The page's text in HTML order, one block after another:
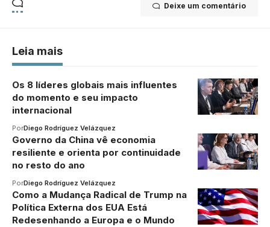
Deixe um comentário
Leia mais
Os 8 líderes globais mais influentes
do momento e seu impacto
internacional
PorDiego Rodríguez Velázquez
Governo da China vê economia
resiliente e orienta por continuidade
no resto do ano
PorDiego Rodríguez Velázquez
Como a Mudança Radical de Trump na
Política Externa dos EUA Está
Redesenhando a Europa e o Mundo